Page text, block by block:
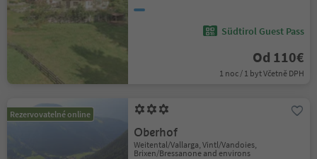
Südtirol Guest Pass
Od 110€
1 noc / 1 byt Včetně DPH
Rezervovatelné online
Oberhof
Weitental/Vallarga, Vintl/Vandoies,
Brixen/Bressanone and environs